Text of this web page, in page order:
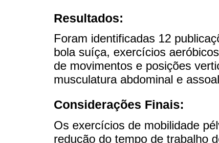
Resultados:
Foram identificadas 12
bola suíça, exercícios
de movimentos e posições
musculatura abdominal e
Considerações Finais:
Os exercícios de mobilidade
redução do tempo de trabalho